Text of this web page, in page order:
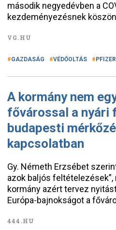
második negyedévben a
kezdeményezésnek
VG.HU
GAZDASÁG VÉDŐOLTÁS PFIZER
A kormány nem
fővárossal a nyári
budapesti
kapcsolatban
Gy. Németh Erzsébet
azok baljós feltételezések”,
kormány azért tervez
Európa-bajnokságot a
444.HU